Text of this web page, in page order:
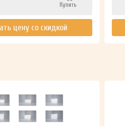
Купить
цену со скидкой